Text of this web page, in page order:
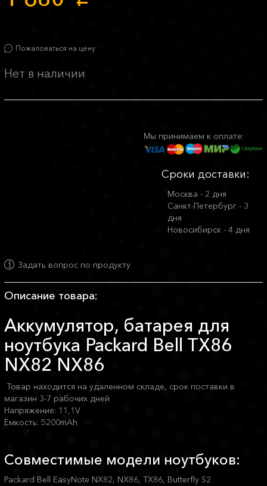
Пожаловаться на цену
Нет в наличии
Мы принимаем к оплате:
Сроки доставки:
Москва - 2 дня
Санкт-Петербург - 3
дня
Новосибирск - 4 дня
Задать вопрос по продукту
Описание товара:
Аккумулятор, батарея для
ноутбука Packard Bell TX86
NX82 NX86
Товар находится на удаленном складе, срок поставки в
магазин 3-7 рабочих дней
Напряжение: 11,1V
Ёмкость: 5200mAh
Совместимые модели ноутбуков:
Packard Bell EasyNote NX82, NX86, TX86, Butterfly S2